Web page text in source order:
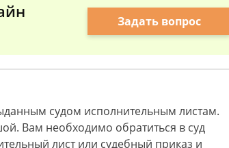
Задать вопрос
судом исполнительным листам.
Вам необходимо обратиться в суд
лист или судебный приказ и